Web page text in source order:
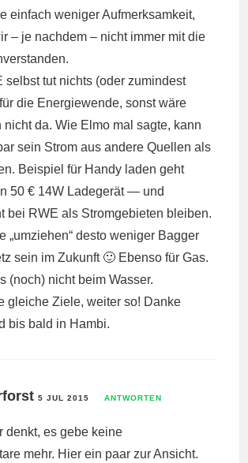
einfach weniger Aufmerksamkeit,
– je nachdem – nicht immer mit die
selbst tut nichts (oder zumindest
die Energiewende, sonst wäre
nicht da. Wie Elmo mal sagte, kann
sein Strom aus andere Quellen als
Beispiel für Handy laden geht
50 € 14W Ladegerät — und
bei RWE als Stromgebieten bleiben.
„umziehen“ desto weniger Bagger
sein im Zukunft 🙂 Ebenso für Gas.
(noch) nicht beim Wasser.
gleiche Ziele, weiter so! Danke
bis bald in Hambi.
5 JUL 2015 ANTWORTEN
denkt, es gebe keine
mehr. Hier ein paar zur Ansicht.